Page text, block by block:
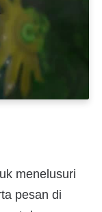
menelusuri
pesan di